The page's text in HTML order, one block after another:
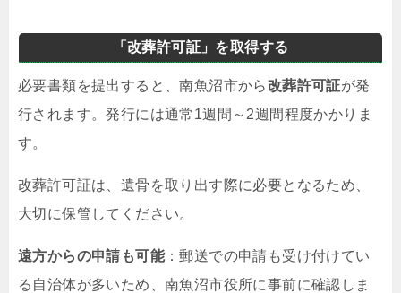
「改葬許可証」を取得する
必要書類を提出すると、南魚沼市から改葬許可証が発
行されます。発行には通常1週間～2週間程度かかりま
す。
改葬許可証は、遺骨を取り出す際に必要となるため、
大切に保管してください。
遠方からの申請も可能：郵送での申請も受け付けてい
る自治体が多いため、南魚沼市役所に事前に確認しま